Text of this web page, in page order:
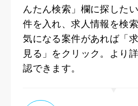
んたん検索」欄に探した
件を入れ、求人情報を検索
気になる案件があれば「
見る」をクリック。より
認できます。